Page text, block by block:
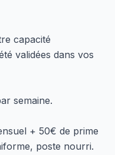
capacité
validées dans vos
semaine.
+ 50€ de prime
poste nourri.